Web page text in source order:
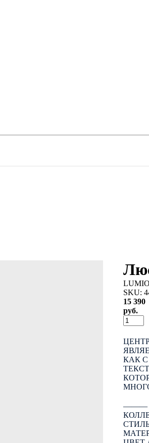
SKU:
15 390
руб.
КАК
―――